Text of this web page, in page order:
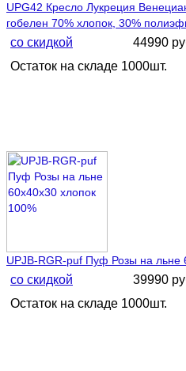
UPG42 Кресло Лукреция
гобелен 70% хлопок, 30%
со скидкой
44990
Остаток на складе 1000шт.
UPJB-RGR-puf Пуф Розы на льне
со скидкой
39990
Остаток на складе 1000шт.